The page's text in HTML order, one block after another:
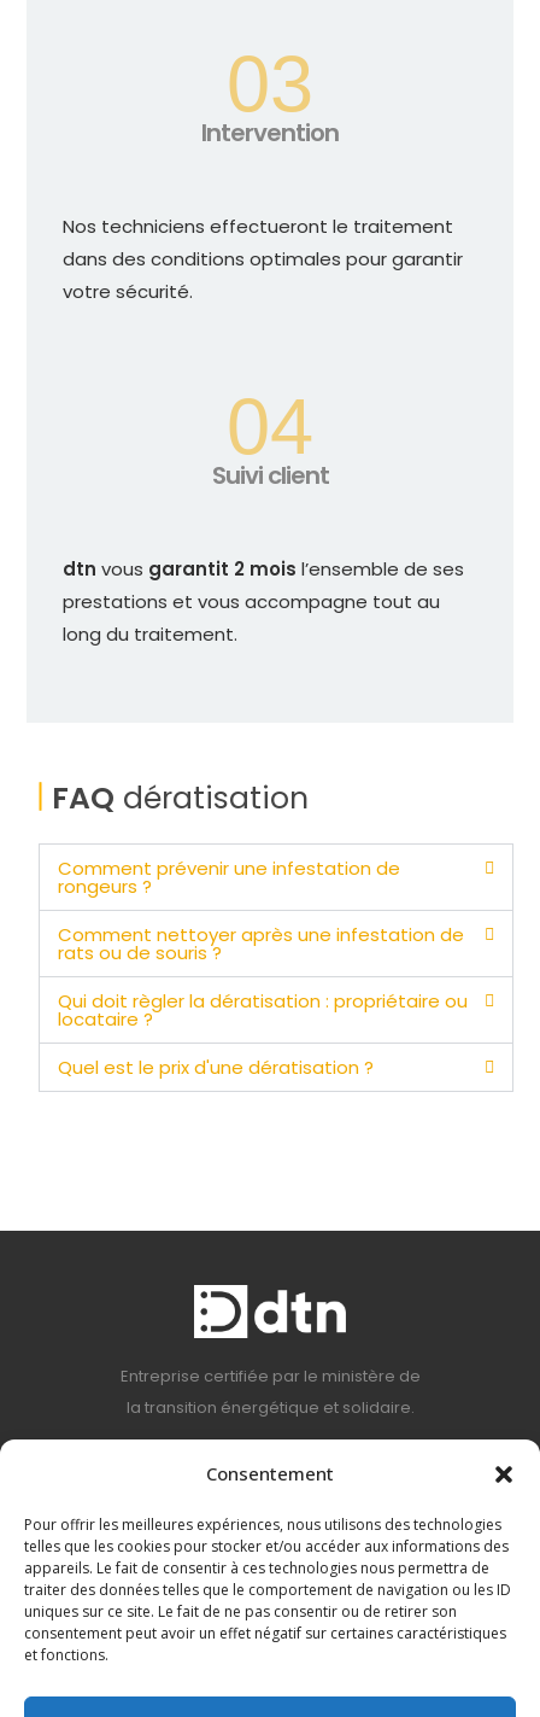
Consentement
Pour offrir les meilleures expériences, nous utilisons des technologies
telles que les cookies pour stocker et/ou accéder aux informations des
appareils. Le fait de consentir à ces technologies nous permettra de
traiter des données telles que le comportement de navigation ou les ID
uniques sur ce site. Le fait de ne pas consentir ou de retirer son
consentement peut avoir un effet négatif sur certaines caractéristiques
et fonctions.
03
Intervention
Nos techniciens effectueront le traitement
dans des conditions optimales pour garantir
votre sécurité.
04
Suivi client
dtn vous garantit 2 mois l’ensemble de ses
prestations et vous accompagne tout au
long du traitement.
FAQ dératisation
Comment prévenir une infestation de
rongeurs ?
Comment nettoyer après une infestation de
rats ou de souris ?
Qui doit règler la dératisation : propriétaire ou
locataire ?
Quel est le prix d'une dératisation ?
Entreprise certifiée par le ministère de
la transition énergétique et solidaire.
Mentions légales
Contact
10 rue Lavoisier
77230 Moussy-le-Neuf
destructiontousnuisibles@gmail.com
Nous suivre